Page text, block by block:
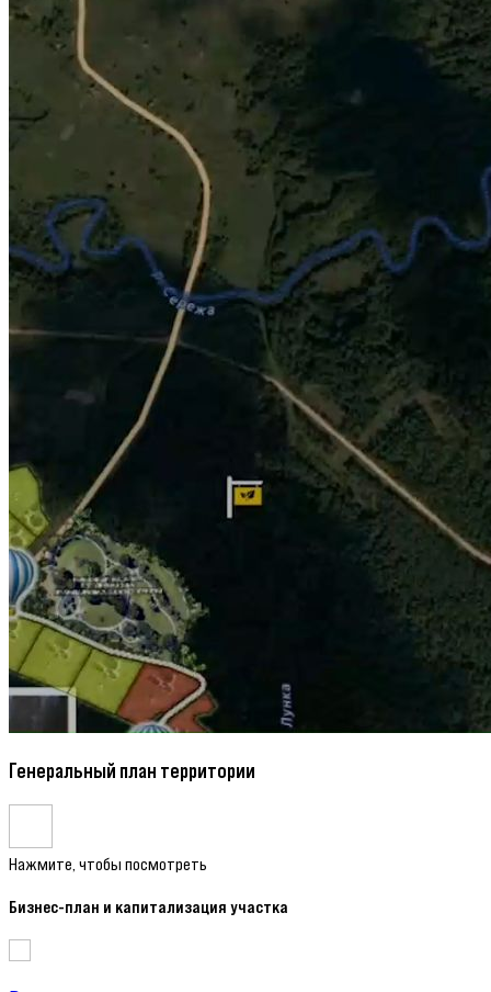
Генеральный план территории
Нажмите, чтобы посмотреть
Бизнес-план и капитализация участка